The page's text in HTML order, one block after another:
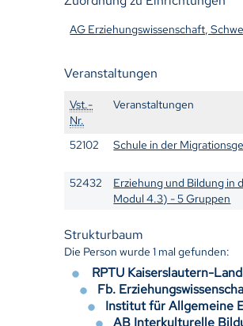
AG Erziehungswissenschaft,
Veranstaltungen
Vst.-
Nr.
Veranstaltungen
52102 Schule in der
52432
Erziehung und Bildung in
Modul 4.3) - 5 Gruppen
Strukturbaum
Die Person wurde1 mal gefunden:
RPTU Kaiserslautern-
Fb.
Institut für Allgemeine
AB Interkulturelle